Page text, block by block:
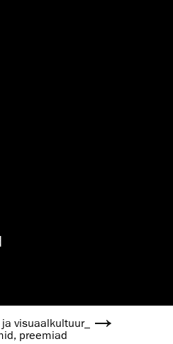
visuaalkultuur_
preemiad